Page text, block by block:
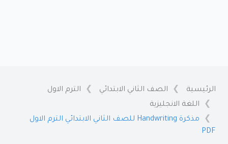
الرئيسية الصف الثاني الابتدائي
الترم الاول
اللغة الانجليزية
مذكرة Handwriting للصف الثاني الابتدائي الترم الاول
PDF